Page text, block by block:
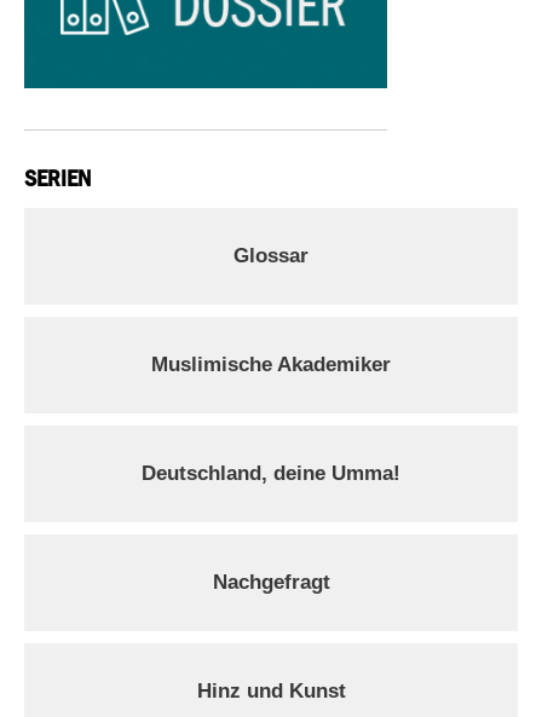
SERIEN
Glossar
Muslimische Akademiker
Deutschland, deine Umma!
Nachgefragt
Hinz und Kunst